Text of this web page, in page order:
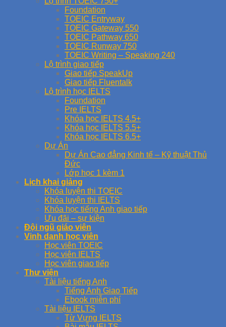
Foundation
TOEIC Entryway
TOEIC Gateway 550
TOEIC Pathway 650
TOEIC Runway 750
TOEIC Writing – Speaking 240
Lộ trình giao tiếp
Giao tiếp SpeakUp
Giao tiếp Fluentalk
Lộ trình học IELTS
Foundation
Pre IELTS
Khóa học IELTS 4.5+
Khóa học IELTS 5.5+
Khóa học IELTS 6.5+
Dự Án
Dự Án Cao đẳng Kinh tế – Kỹ thuật Thủ
Đức
Lớp học 1 kèm 1
Lịch khai giảng
Khóa luyện thi TOEIC
Khóa luyện thi IELTS
Khóa học tiếng Anh giao tiếp
Ưu đãi – sự kiện
Đội ngũ giáo viên
Vinh danh học viên
Học viên TOEIC
Học viên IELTS
Học viên giao tiếp
Thư viện
Tài liệu tiếng Anh
Tiếng Anh Giao Tiếp
Ebook miễn phí
Tài liệu IELTS
Từ Vựng IELTS